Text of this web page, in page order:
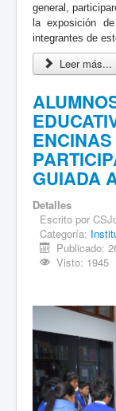
general,
la exposición
integrantes de
Leer más...
GUIADA
Detalles
Escrito por
Categoría:
Publicado:
Visto: 1945